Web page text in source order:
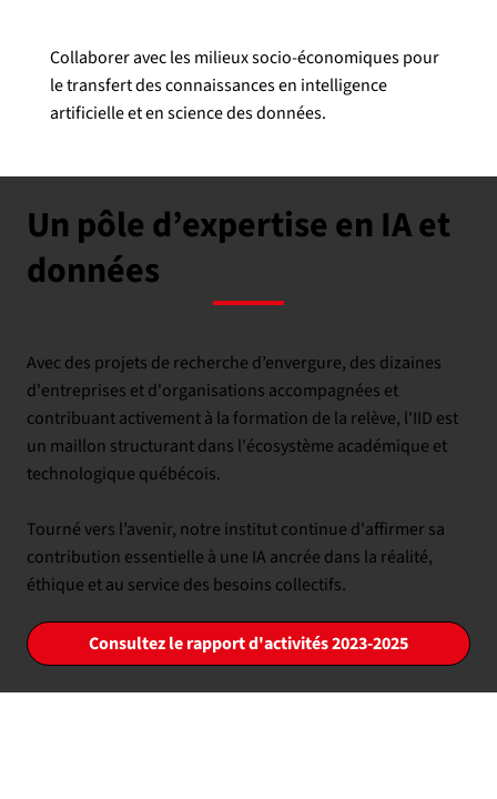
Collaborer avec les milieux socio-économiques pour
le transfert des connaissances en intelligence
artificielle et en science des données.
Un pôle d’expertise en IA et
données
Avec des projets de recherche d’envergure, des dizaines
d'entreprises et d'organisations accompagnées et
contribuant activement à la formation de la relève, l'IID est
un maillon structurant dans l'écosystème académique et
technologique québécois.
Tourné vers l’avenir, notre institut continue d'affirmer sa
contribution essentielle à une IA ancrée dans la réalité,
éthique et au service des besoins collectifs.
Consultez le rapport d'activités 2023-2025